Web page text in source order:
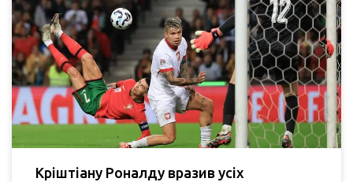
Кріштіану Роналду вразив усіх